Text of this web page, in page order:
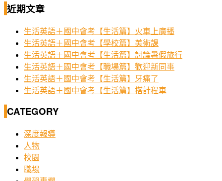
近期文章
生活英語＋國中會考【生活篇】火車上廣播
生活英語＋國中會考【學校篇】美術課
生活英語＋國中會考【生活篇】討論暑假旅行
生活英語＋國中會考【職場篇】歡迎新同事
生活英語＋國中會考【生活篇】牙痛了
生活英語＋國中會考【生活篇】搭計程車
CATEGORY
深度報導
人物
校園
職場